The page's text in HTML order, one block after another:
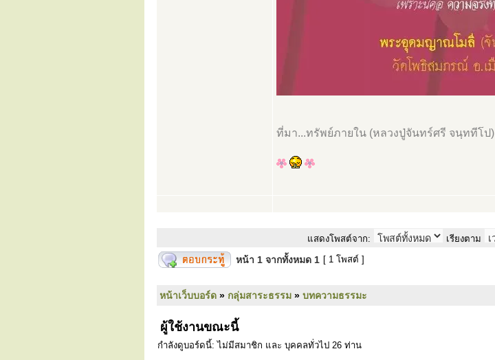
ที่มา...ทรัพย์ภายใน (หลวงปู่จันทร์ศรี จนฺททีโป)
แสดงโพสต์จาก: เรียงตาม
หน้า 1 จากทั้งหมด 1 [ 1 โพสต์ ]
หน้าเว็บบอร์ด » กลุ่มสาระธรรม » บทความธรรมะ
ผู้ใช้งานขณะนี้
กำลังดูบอร์ดนี้: ไม่มีสมาชิก และ บุคคลทั่วไป 26 ท่าน